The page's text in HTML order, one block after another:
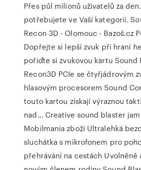
Přes půl milionů uživatelů za
potřebujete ve Vaší kategorii.
Recon 3D - Olomouc - Bazoš.cz
Dopřejte si lepší zvuk při hraní
pořiďte si zvukovou kartu Sound
Recon3D PCIe se čtyřjádrovým
hlasovým procesorem Sound
touto kartou získají výraznou
nad… Creative sound blaster
Mobilmania zboží Ultralehká
sluchátka s mikrofonem pro
přehrávání na cestách Uvolněně